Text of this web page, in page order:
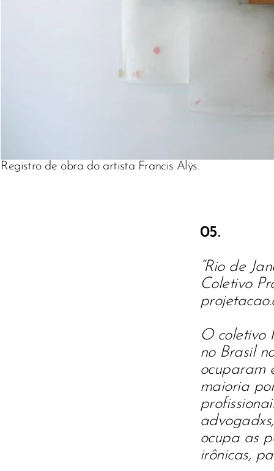
Registro de obra do artista Francis Alÿs.
05.
“Rio de
Coletivo
O coletivo
no Brasil
ocuparam
maioria
ocupa as
irônicas,